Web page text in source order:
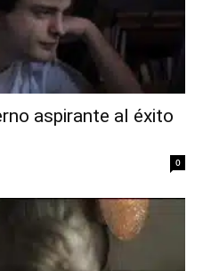
aspirante al éxito
0